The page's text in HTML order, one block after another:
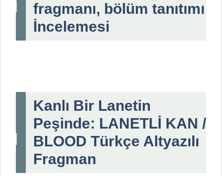
fragmanı, bölüm tanıtımı
İncelemesi
Kanlı Bir Lanetin
Peşinde: LANETLİ KAN /
BLOOD Türkçe Altyazılı
Fragman